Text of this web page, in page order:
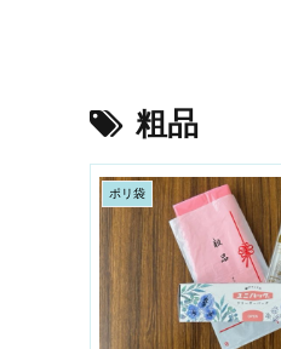
粗品
ポリ袋